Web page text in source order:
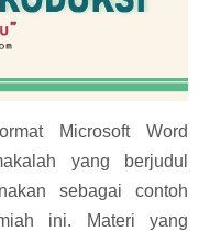
Microsoft Word
yang berjudul
sebagai contoh
ini. Materi yang